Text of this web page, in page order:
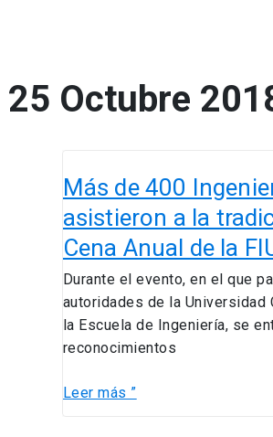
25 Octubre
Más de 400
asistieron a la
Cena Anual de la
Durante el evento, en el que
autoridades de la Universidad
la Escuela de Ingeniería, se
reconocimientos
de
Ingenieros
UC
asistieron
a
la
tradicional
Anual
Leer más ”